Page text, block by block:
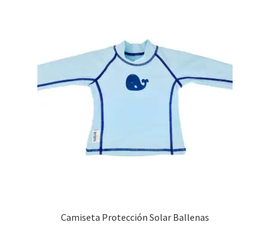
Camiseta Protección Solar Ballenas